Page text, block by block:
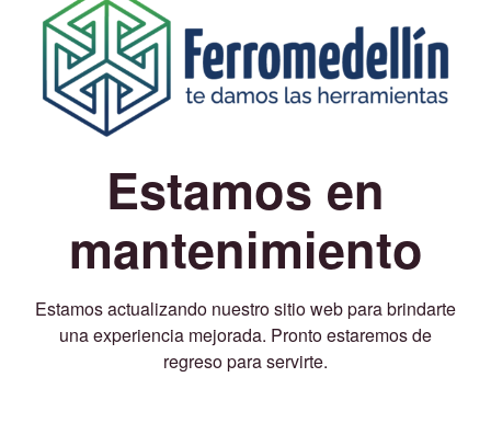
Estamos en
mantenimiento
Estamos actualizando nuestro sitio web para brindarte
una experiencia mejorada. Pronto estaremos de
regreso para servirte.